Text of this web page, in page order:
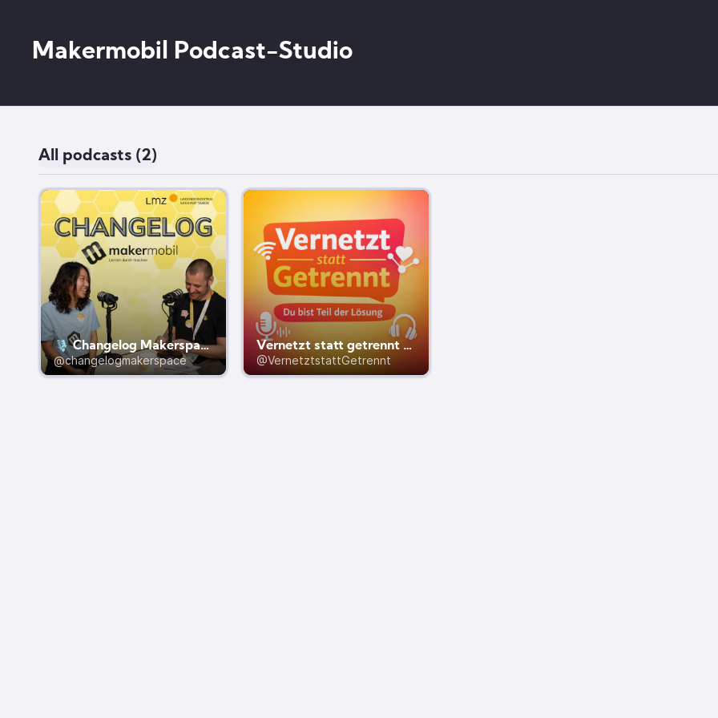
Makermobil Podcast-Studio
All podcasts (2)
🎙️ Changelog Makerspace – Der Podcast vom Team Makermobil
@changelogmakerspace
Vernetzt statt getrennt - Du bist Teil der Lösung
@VernetztstattGetrennt